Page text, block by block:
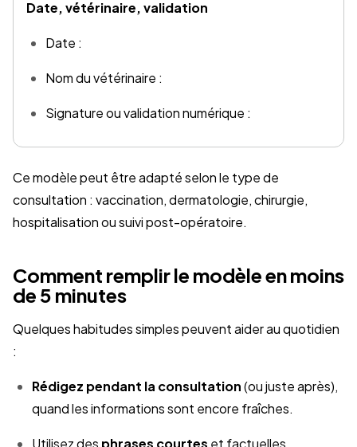
Date, vétérinaire, validation
Date :
Nom du vétérinaire :
Signature ou validation numérique :
Ce modèle peut être adapté selon le type de
consultation : vaccination, dermatologie, chirurgie,
hospitalisation ou suivi post-opératoire.
Comment remplir le modèle en moins
de 5 minutes
Quelques habitudes simples peuvent aider au quotidien
:
Rédigez pendant la consultation(ou juste après),
quand les informations sont encore fraîches.
Utilisez des phrases courtes et factuelles.